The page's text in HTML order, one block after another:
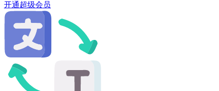
开通超级会员